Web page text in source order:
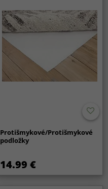
Protišmykové/Protišmykové
podložky
14.99 €